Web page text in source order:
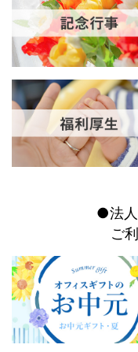
●法
ご